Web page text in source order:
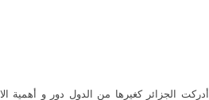
أدركت الجزائر كغيرها من الدول دور و أهمية